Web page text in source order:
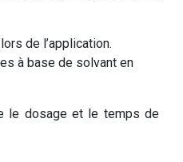
de l’application.
à base de solvant en
le dosage et le temps de